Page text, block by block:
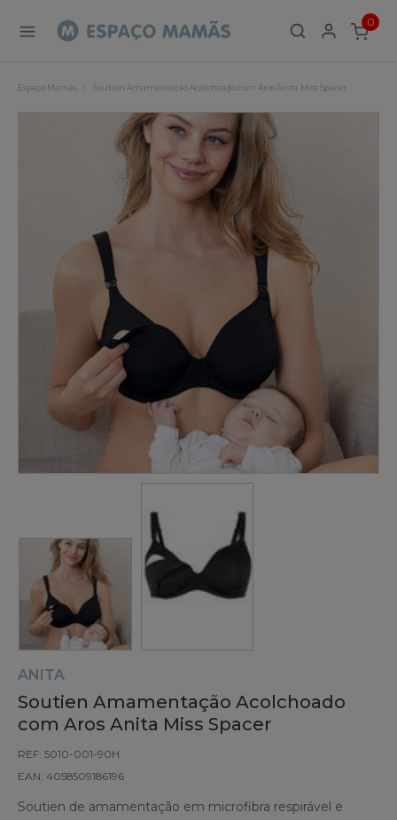
0
ITEMS
Espaço Mamãs Soutien Amamentação Acolchoado com Aros Anita Miss Spacer
ANITA
Soutien Amamentação Acolchoado
com Aros Anita Miss Spacer
REF: 5010-001-90H
EAN: 4058509186196
Soutien de amamentação em microfibra respirável e